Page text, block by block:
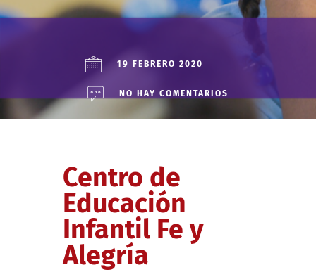
19 FEBRERO 2020
NO HAY COMENTARIOS
Centro de
Educación
Infantil Fe y
Alegría